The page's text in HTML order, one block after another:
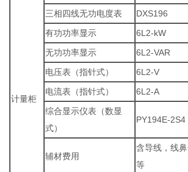
计量柜
三相四线无功电度表
DXS196
有功功率显示
6L2-kW
无功功率显示
6L2-VAR
电压表（指针式）
6L2-V
电流表（指针式）
6L2-A
综合显示仪表（数显
式）
PY194E-2S4
辅材费用
含导线，线
等